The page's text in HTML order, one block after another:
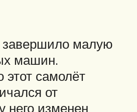
малую
машин.
этот самолёт
от
него изменен